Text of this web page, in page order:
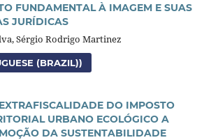
FUNDAMENTAL À IMAGEM E SUAS
JURÍDICAS
Sérgio Rodrigo Martinez
(BRAZIL))
DO IMPOSTO
URBANO ECOLÓGICO A
DA SUSTENTABILIDADE